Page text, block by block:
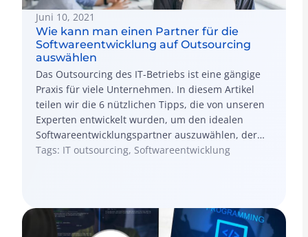
Juni 10, 2021
Wie kann man einen Partner für die
Softwareentwicklung auf Outsourcing
auswählen
Das Outsourcing des IT-Betriebs ist eine gängige
Praxis für viele Unternehmen. In diesem Artikel
teilen wir die 6 nützlichen Tipps, die von unseren
Experten entwickelt wurden, um den idealen
Softwareentwicklungspartner auszuwählen, der
alle Ihre Geschäftsanforderungen erfüllt.
Tags: IT outsourcing, Softwareentwicklung